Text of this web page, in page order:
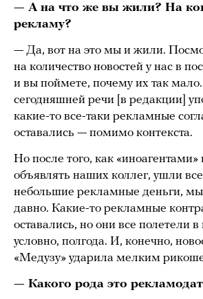
— А на что же вы жили? На
рекламу?
— Да, вот на это мы и жили.
на количество новостей у нас в
и вы поймете, почему их так
сегодняшней речи [в редакции]
какие-то все-таки рекламные
оставались — помимо контекста.
Но после того, как «иноагентами»
объявлять наших коллег, ушли
небольшие рекламные деньги, мы
давно. Какие-то рекламные
оставались, но они все полетели
условно, полгода. И, конечно,
«Медузу» ударила мелким
— Какого рода это